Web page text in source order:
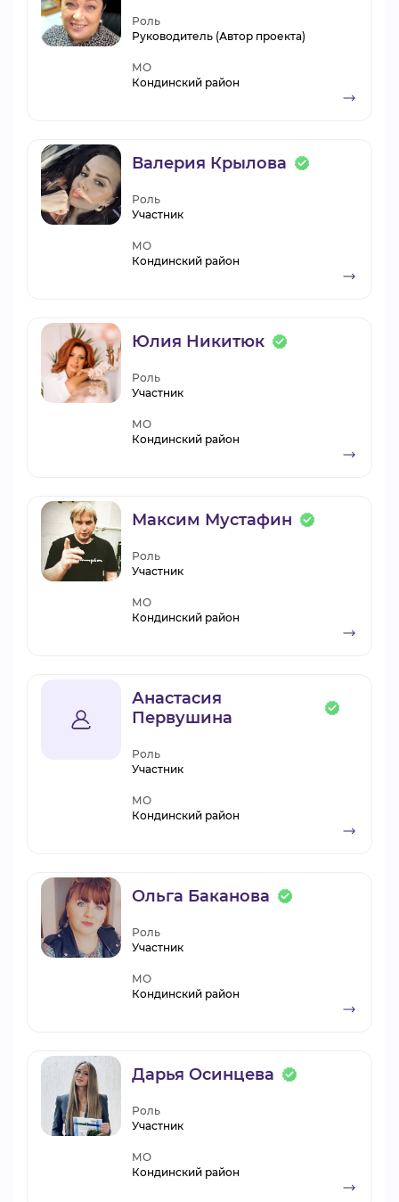
Роль
Руководитель (Автор проекта)
МО
Кондинский район
Валерия Крылова
Роль
Участник
МО
Кондинский район
Юлия Никитюк
Роль
Участник
МО
Кондинский район
Максим Мустафин
Роль
Участник
МО
Кондинский район
Анастасия
Первушина
Роль
Участник
МО
Кондинский район
Ольга Баканова
Роль
Участник
МО
Кондинский район
Дарья Осинцева
Роль
Участник
МО
Кондинский район